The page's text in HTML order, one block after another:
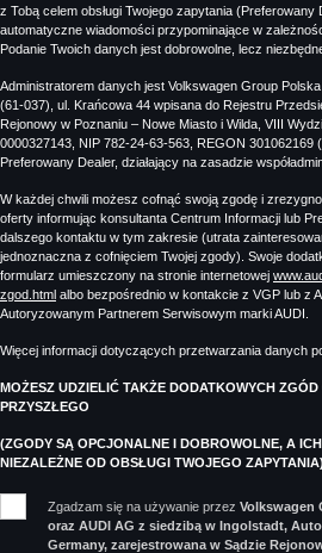
z Tobą celem obsługi Twojego zapytania
automatyczne wiadomości przypominające w
Podanie Twoich danych jest dobrowolne, lecz
Administratorem danych jest Volkswagen Group
(61-037), ul. Krańcowa 44 wpisana do Rejestru
Rejonowy w Poznaniu – Nowe Miasto i Wilda, VIII
0000327143, NIP 782-24-63-563, REGON
Preferowany Dealer, działający na zasadzie
W każdej chwili możesz cofnąć swoją zgodę i
oferty informując konsultanta Centrum Informacji lub
dalszego kontaktu w tym zakresie (utrata
jednoznaczna z cofnięciem Twojej zgody). Swoje
formularz umieszczony na stronie internetowej
zgod.html albo bezpośrednio w kontakcie z VGP lub z
Autoryzowanym Partnerem Serwisowym marki AUDI.
Więcej informacji dotyczących przetwarzania danych
MOŻESZ UDZIELIĆ TAKŻE DODATKOWYCH
PRZYSZŁEGO
(ZGODY SĄ OPCJONALNE I DOBROWOLNE, A
NIEZALEŻNE OD OBSŁUGI TWOJEGO ZAPYTANIA)
Zgadzam się na używanie przez Volkswagen
oraz AUDI AG z siedzibą w Ingolstadt,
Germany, zarejestrowana w Sądzie